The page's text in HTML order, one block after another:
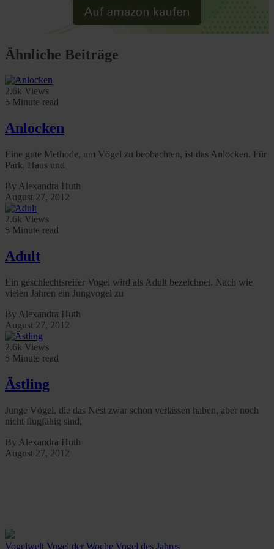
rights can be found in our
Privacy Policy
Ähnliche Beiträge
2.6k Views
5 Minute read
Anlocken
Eine gute Methode, um Vögel zu beobachten, ist das Anlocken. Für
Park, Haus und
By Alexandra Huth
August 27, 2012
2.6k Views
5 Minute read
Adult
Ein geschlechtsreifer Vogel wird als Adult bezeichnet. Nach wie
vielen Jahren ein Jungvogel zu
By Alexandra Huth
August 27, 2012
2.6k Views
5 Minute read
Ästling
Junge Vögel, die das Nest zwar schon verlassen haben, aber noch
nicht flugfähig sind,
By Alexandra Huth
August 27, 2012
Vogelwelt Vogel der Woche Vogel des Jahres